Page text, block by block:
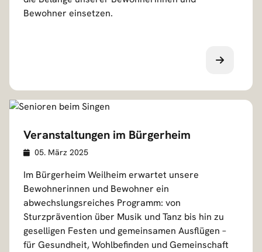
s
Bewohner einsetzen.
Veranstaltungen im Bürgerheim
D
t
a
i
l
s
Veröffentlicht am
05. März 2025
Im Bürgerheim Weilheim erwartet unsere
Bewohnerinnen und Bewohner ein
abwechslungsreiches Programm: von
Sturzprävention über Musik und Tanz bis hin zu
geselligen Festen und gemeinsamen Ausflügen –
für Gesundheit, Wohlbefinden und Gemeinschaft